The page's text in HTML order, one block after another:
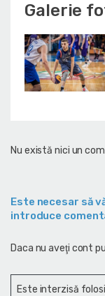
Galerie
Nu există nici un
Este necesar să
introduce
Daca nu aveţi cont
Este interzisă